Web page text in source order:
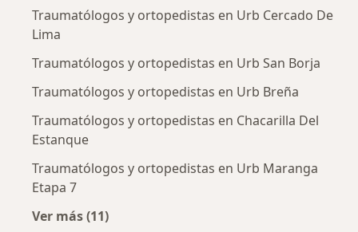
Traumatólogos y ortopedistas en Urb Cercado De
Lima
Traumatólogos y ortopedistas en Urb San Borja
Traumatólogos y ortopedistas en Urb Breña
Traumatólogos y ortopedistas en Chacarilla Del
Estanque
Traumatólogos y ortopedistas en Urb Maranga
Etapa 7
Ver más (11)